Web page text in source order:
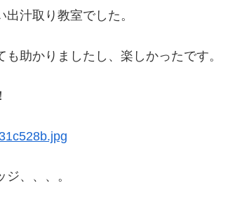
汁取り教室でした。
助かりましたし、楽しかったです。
、、、。